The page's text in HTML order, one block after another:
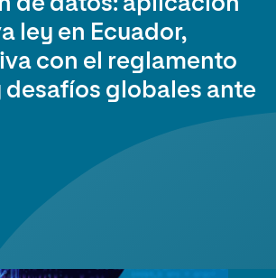
ley en Ecuador,
con el reglamento
desafíos globales ante